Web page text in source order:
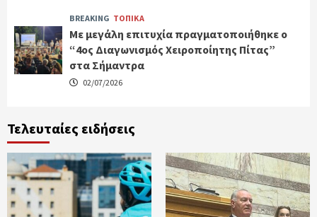
BREAKING ΤΟΠΙΚΑ
Με μεγάλη επιτυχία πραγματοποιήθηκε ο
“4ος Διαγωνισμός Χειροποίητης Πίτας”
στα Σήμαντρα
02/07/2026
Τελευταίες ειδήσεις